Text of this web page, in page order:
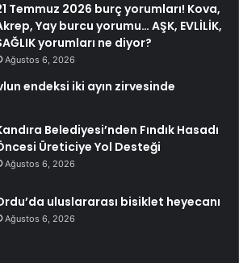
Temmuz 2026 burç yorumları! Kova,
Yay burcu yorumu… AŞK, EVLİLİK,
yorumları ne diyor?
Ağustos 6, 2026
endeksi iki ayın zirvesinde
Belediyesi’nden Fındık Hasadı
Üreticiye Yol Desteği
Ağustos 6, 2026
uluslararası bisiklet heyecanı
Ağustos 6, 2026